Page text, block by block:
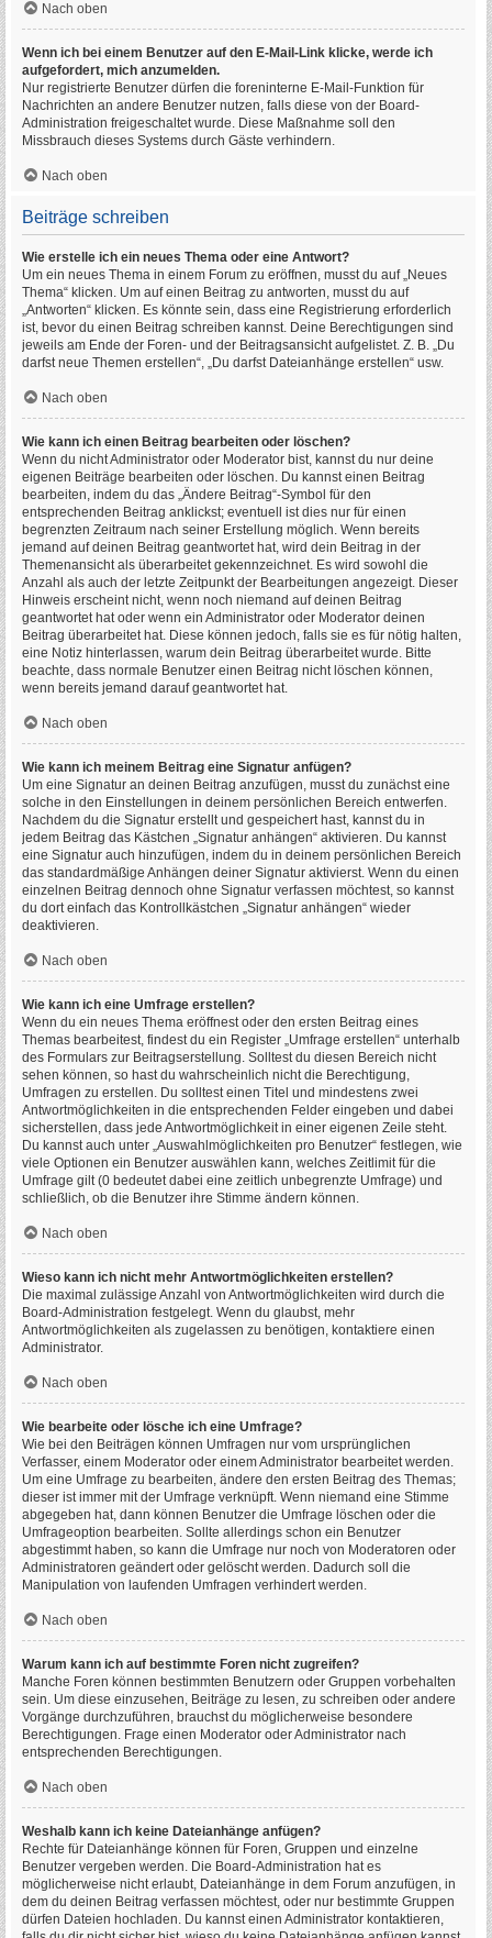
Nach oben
Wenn ich bei einem Benutzer auf den E-Mail-Link klicke, werde ich
aufgefordert, mich anzumelden.
Nur registrierte Benutzer dürfen die foreninterne E-Mail-Funktion für
Nachrichten an andere Benutzer nutzen, falls diese von der Board-
Administration freigeschaltet wurde. Diese Maßnahme soll den
Missbrauch dieses Systems durch Gäste verhindern.
Nach oben
Beiträge schreiben
Wie erstelle ich ein neues Thema oder eine Antwort?
Um ein neues Thema in einem Forum zu eröffnen, musst du auf „Neues
Thema“ klicken. Um auf einen Beitrag zu antworten, musst du auf
„Antworten“ klicken. Es könnte sein, dass eine Registrierung erforderlich
ist, bevor du einen Beitrag schreiben kannst. Deine Berechtigungen sind
jeweils am Ende der Foren- und der Beitragsansicht aufgelistet. Z. B. „Du
darfst neue Themen erstellen“, „Du darfst Dateianhänge erstellen“ usw.
Nach oben
Wie kann ich einen Beitrag bearbeiten oder löschen?
Wenn du nicht Administrator oder Moderator bist, kannst du nur deine
eigenen Beiträge bearbeiten oder löschen. Du kannst einen Beitrag
bearbeiten, indem du das „Ändere Beitrag“-Symbol für den
entsprechenden Beitrag anklickst; eventuell ist dies nur für einen
begrenzten Zeitraum nach seiner Erstellung möglich. Wenn bereits
jemand auf deinen Beitrag geantwortet hat, wird dein Beitrag in der
Themenansicht als überarbeitet gekennzeichnet. Es wird sowohl die
Anzahl als auch der letzte Zeitpunkt der Bearbeitungen angezeigt. Dieser
Hinweis erscheint nicht, wenn noch niemand auf deinen Beitrag
geantwortet hat oder wenn ein Administrator oder Moderator deinen
Beitrag überarbeitet hat. Diese können jedoch, falls sie es für nötig halten,
eine Notiz hinterlassen, warum dein Beitrag überarbeitet wurde. Bitte
beachte, dass normale Benutzer einen Beitrag nicht löschen können,
wenn bereits jemand darauf geantwortet hat.
Nach oben
Wie kann ich meinem Beitrag eine Signatur anfügen?
Um eine Signatur an deinen Beitrag anzufügen, musst du zunächst eine
solche in den Einstellungen in deinem persönlichen Bereich entwerfen.
Nachdem du die Signatur erstellt und gespeichert hast, kannst du in
jedem Beitrag das Kästchen „Signatur anhängen“ aktivieren. Du kannst
eine Signatur auch hinzufügen, indem du in deinem persönlichen Bereich
das standardmäßige Anhängen deiner Signatur aktivierst. Wenn du einen
einzelnen Beitrag dennoch ohne Signatur verfassen möchtest, so kannst
du dort einfach das Kontrollkästchen „Signatur anhängen“ wieder
deaktivieren.
Nach oben
Wie kann ich eine Umfrage erstellen?
Wenn du ein neues Thema eröffnest oder den ersten Beitrag eines
Themas bearbeitest, findest du ein Register „Umfrage erstellen“ unterhalb
des Formulars zur Beitragserstellung. Solltest du diesen Bereich nicht
sehen können, so hast du wahrscheinlich nicht die Berechtigung,
Umfragen zu erstellen. Du solltest einen Titel und mindestens zwei
Antwortmöglichkeiten in die entsprechenden Felder eingeben und dabei
sicherstellen, dass jede Antwortmöglichkeit in einer eigenen Zeile steht.
Du kannst auch unter „Auswahlmöglichkeiten pro Benutzer“ festlegen, wie
viele Optionen ein Benutzer auswählen kann, welches Zeitlimit für die
Umfrage gilt (0 bedeutet dabei eine zeitlich unbegrenzte Umfrage) und
schließlich, ob die Benutzer ihre Stimme ändern können.
Nach oben
Wieso kann ich nicht mehr Antwortmöglichkeiten erstellen?
Die maximal zulässige Anzahl von Antwortmöglichkeiten wird durch die
Board-Administration festgelegt. Wenn du glaubst, mehr
Antwortmöglichkeiten als zugelassen zu benötigen, kontaktiere einen
Administrator.
Nach oben
Wie bearbeite oder lösche ich eine Umfrage?
Wie bei den Beiträgen können Umfragen nur vom ursprünglichen
Verfasser, einem Moderator oder einem Administrator bearbeitet werden.
Um eine Umfrage zu bearbeiten, ändere den ersten Beitrag des Themas;
dieser ist immer mit der Umfrage verknüpft. Wenn niemand eine Stimme
abgegeben hat, dann können Benutzer die Umfrage löschen oder die
Umfrageoption bearbeiten. Sollte allerdings schon ein Benutzer
abgestimmt haben, so kann die Umfrage nur noch von Moderatoren oder
Administratoren geändert oder gelöscht werden. Dadurch soll die
Manipulation von laufenden Umfragen verhindert werden.
Nach oben
Warum kann ich auf bestimmte Foren nicht zugreifen?
Manche Foren können bestimmten Benutzern oder Gruppen vorbehalten
sein. Um diese einzusehen, Beiträge zu lesen, zu schreiben oder andere
Vorgänge durchzuführen, brauchst du möglicherweise besondere
Berechtigungen. Frage einen Moderator oder Administrator nach
entsprechenden Berechtigungen.
Nach oben
Weshalb kann ich keine Dateianhänge anfügen?
Rechte für Dateianhänge können für Foren, Gruppen und einzelne
Benutzer vergeben werden. Die Board-Administration hat es
möglicherweise nicht erlaubt, Dateianhänge in dem Forum anzufügen, in
dem du deinen Beitrag verfassen möchtest, oder nur bestimmte Gruppen
dürfen Dateien hochladen. Du kannst einen Administrator kontaktieren,